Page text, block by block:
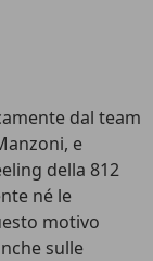
dal team
e
della 812
né le
motivo
sulle